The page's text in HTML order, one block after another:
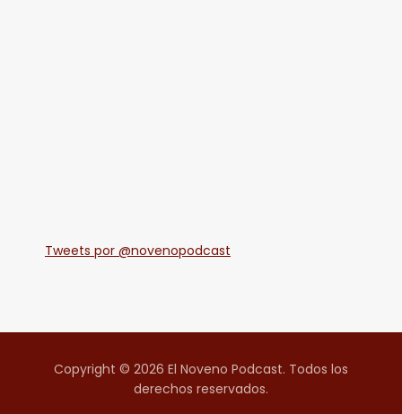
Tweets por @novenopodcast
Copyright © 2026 El Noveno Podcast. Todos los
derechos reservados.